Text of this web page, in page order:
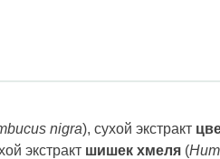
nigra), сухой экстракт
экстракт шишек хмеля (